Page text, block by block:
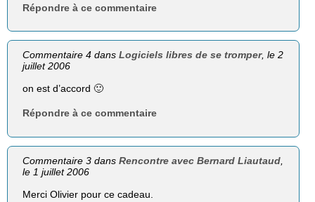
Répondre à ce commentaire
Commentaire 4 dansLogiciels libres de se tromper, le 2
juillet 2006
on est d’accord 🙂
Répondre à ce commentaire
Commentaire 3 dansRencontre avec Bernard Liautaud
le 1 juillet 2006
Merci Olivier pour ce cadeau.